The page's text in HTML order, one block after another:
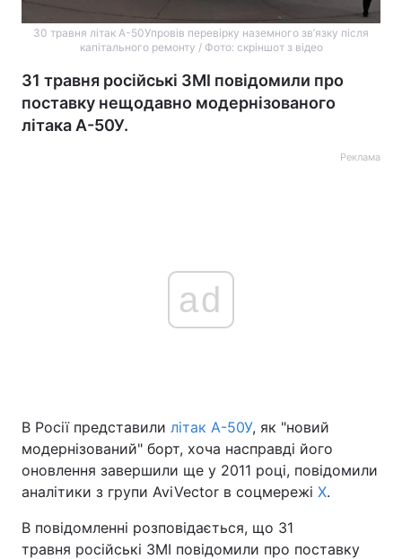
30 травня літак А-50Упровів перевірку наземного зв’язку після
капітального ремонту / Фото: скріншот з відео
31 травня російські ЗМІ повідомили про
поставку нещодавно модернізованого
літака А-50У.
Реклама
ad
В Росії представили літак А-50У, як "новий
модернізований" борт, хоча насправді його
оновлення завершили ще у 2011 році, повідомили
аналітики з групи AviVector в соцмережі X.
В повідомленні розповідається, що 31
травня російські ЗМІ повідомили про поставку